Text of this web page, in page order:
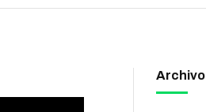
Archivo